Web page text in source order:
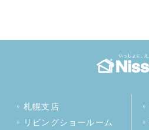
札幌支店
リビングショールーム